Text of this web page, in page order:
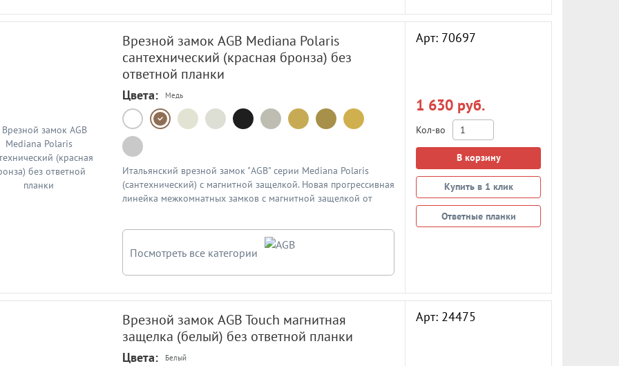
Врезной замок AGB Mediana Polaris
сантехнический (красная бронза) без
ответной планки
Цвета: Медь
Итальянский врезной замок "AGB" серии Mediana Polaris
(сантехнический) с магнитной защелкой. Новая прогрессивная
линейка межкомнатных замков с магнитной защелкой от
артикулы замков по официального каталогу AGB. Ответная
планка к замку продается отдельно. Схема в подробном
Посмотреть все категории
Арт: 70697
1 630 руб.
Кол-во
В корзину
Купить в 1 клик
Ответные планки
Врезной замок AGB Touch магнитная
защелка (белый) без ответной планки
Цвета: Белый
Арт: 24475